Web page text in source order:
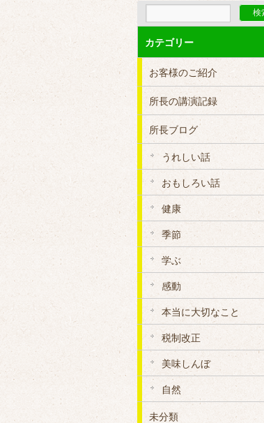
カテゴリー
お客様のご紹介
所長の講演記録
所長ブログ
うれしい話
おもしろい話
健康
季節
学ぶ
感動
本当に大切なこと
税制改正
美味しんぼ
自然
未分類